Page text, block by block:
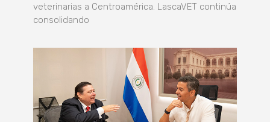
veterinarias a Centroamérica. LascaVET continúa
consolidando